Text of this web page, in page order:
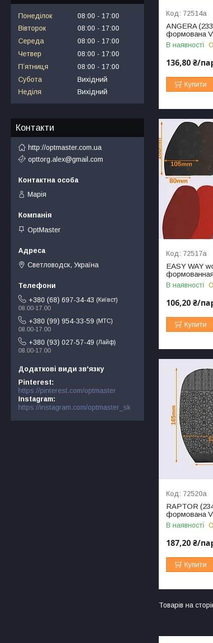
72514а
ANGERA
формована
В наявності
136,80 ₴/
Купити
72517а
EASY WAY
В наявності
106,20 ₴/
Купити
72520а
RAPTOR
формована
В наявності
187,20 ₴/
Купити
Понеділок 08:00
17:00
Вівторок
08:00
17:00
Середа
08:00
17:00
Четвер
08:00
17:00
Пʼятниця
08:00
17:00
Субота
Вихідний
Неділя
Вихідний
Контакти
http://optmaster.com.ua
opttorg.alex@gmail.com
Марія
OptMaster
Светловодск, Україна
+380 (68) 697-34-43
Київст
08.00-17.00
+380 (99) 954-33-59
МТС
08.00-17.00
+380 (93) 027-57-49
Лайф
08.00-17.00
Pinterest
https://pinterest.com/optmaster
Instagram
https://instagram.com/optmaster_sk